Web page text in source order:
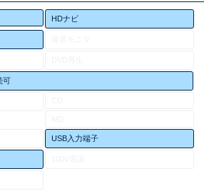
HDナビ
可
USB入力端子